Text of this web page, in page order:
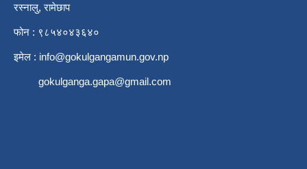
रस्नालु, रामेछाप
फोन : ९८५४०४३६४०
इमेल : info@gokulgangamun.gov.np
gokulganga.gapa@gmail.com